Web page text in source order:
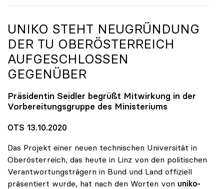
UNIKO STEHT NEUGRÜNDUNG
DER TU OBERÖSTERREICH
AUFGESCHLOSSEN
GEGENÜBER
Präsidentin Seidler begrüßt Mitwirkung in der
Vorbereitungsgruppe des Ministeriums
OTS 13.10.2020
Das Projekt einer neuen technischen Universität in
Oberösterreich, das heute in Linz von den politischen
Verantwortungsträgern in Bund und Land offiziell
präsentiert wurde, hat nach den Worten von uniko-